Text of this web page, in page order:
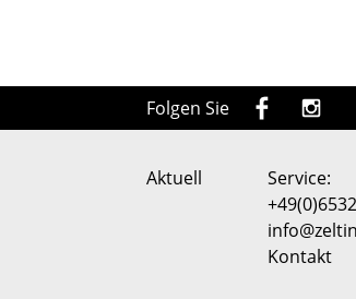
Folgen Sie
Aktuell
Service:
Kontakt